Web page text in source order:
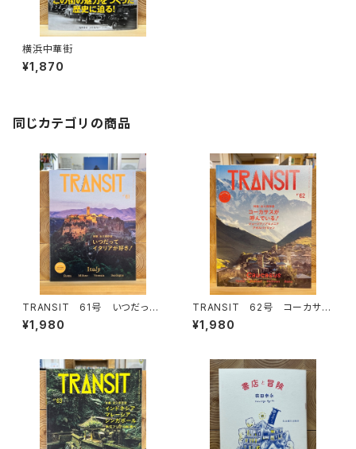
横浜中華街
¥1,870
同じカテゴリの商品
TRANSIT 61号 いつだって
イタリアが好き！
¥1,980
TRANSIT 62号 コーカサス
が呼んでいる！
¥1,980